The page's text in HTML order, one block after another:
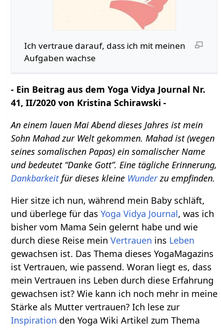
Ich vertraue darauf, dass ich mit meinen
Aufgaben wachse
- Ein Beitrag aus dem Yoga Vidya Journal Nr.
41, II/2020 von Kristina Schirawski -
An einem lauen Mai Abend dieses Jahres ist mein
Sohn Mahad zur Welt gekommen. Mahad ist (wegen
seines somalischen Papas) ein somalischer Name
und bedeutet “Danke Gott”. Eine tägliche Erinnerung,
Dankbarkeitfür dieses kleine Wunderzu empfinden.
Hier sitze ich nun, während mein Baby schläft,
und überlege für dasYoga Vidya Journal, was ich
bisher vom Mama Sein gelernt habe und wie
durch diese Reise meinVertrauen ins Leben
gewachsen ist. Das Thema dieses YogaMagazins
ist Vertrauen, wie passend. Woran liegt es, dass
mein Vertrauen ins Leben durch diese Erfahrung
gewachsen ist? Wie kann ich noch mehr in meine
Stärke als Mutter vertrauen? Ich lese zur
Inspiration den Yoga Wiki Artikel zum Thema